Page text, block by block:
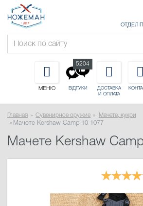
ОТДЕЛ
МЕНЮ ВІДГУКИ
5204
ДОСТАВКА
И ОПЛАТА
Главная Сувенирное оружие
Мачете, кукри
Мачете Kershaw Camp 10 1077
Мачете Kershaw